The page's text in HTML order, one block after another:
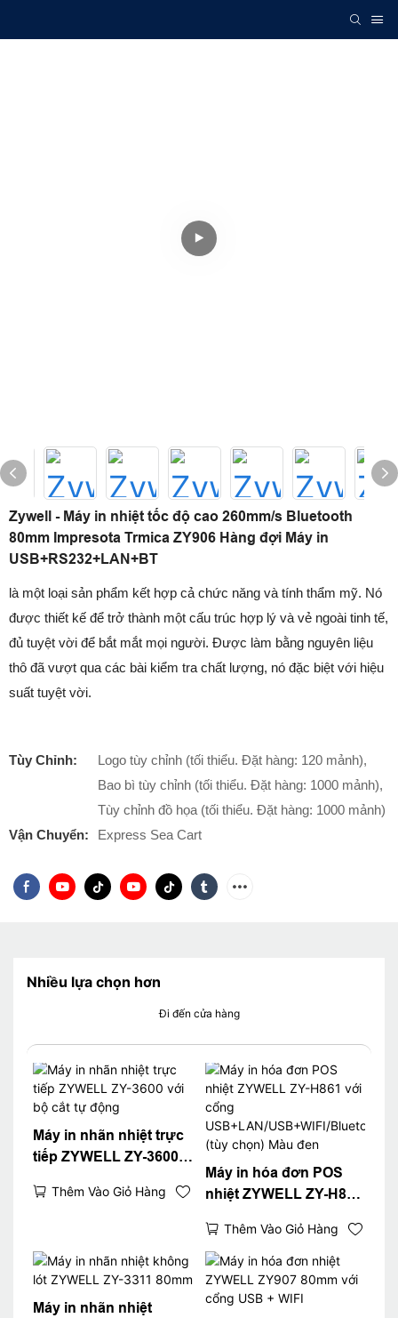
Zywell - Máy in nhiệt tốc độ cao 260mm/s Bluetooth
80mm Impresota Trmica ZY906 Hàng đợi Máy in
USB+RS232+LAN+BT
là một loại sản phẩm kết hợp cả chức năng và tính thẩm mỹ. Nó
được thiết kế để trở thành một cấu trúc hợp lý và vẻ ngoài tinh tế,
đủ tuyệt vời để bắt mắt mọi người. Được làm bằng nguyên liệu
thô đã vượt qua các bài kiểm tra chất lượng, nó đặc biệt với hiệu
suất tuyệt vời.
Tùy Chỉnh:
Logo tùy chỉnh (tối thiểu. Đặt hàng: 120 mảnh),
Bao bì tùy chỉnh (tối thiểu. Đặt hàng: 1000 mảnh),
Tùy chỉnh đồ họa (tối thiểu. Đặt hàng: 1000 mảnh)
Vận Chuyển:
Express Sea Cart
Nhiều lựa chọn hơn
Đi đến cửa hàng
Máy in nhãn nhiệt trực
tiếp ZYWELL ZY-3600
Thêm Vào Giỏ Hàng
Máy in hóa đơn POS
nhiệt ZYWELL ZY-H861
USB+LAN/USB+WIFI/Bl
uetooth (tùy chọn) Màu
đen
Thêm Vào Giỏ Hàng
Máy in nhãn nhiệt